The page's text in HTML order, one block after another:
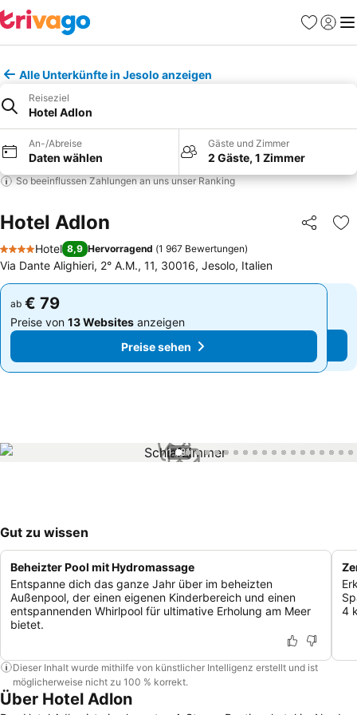
Favoriten
Alle Unterkünfte in Jesolo anzeigen
Reiseziel
Hotel Adlon
An-/Abreise
Daten wählen
Gäste und Zimmer
2 Gäste, 1 Zimmer
So beeinflussen Zahlungen an uns unser Ranking
Hotel Adlon Teilen
4 Sterne
Hotel 8,9 Hervorragend (1 967 Bewertungen)
Via Dante Alighieri, 2° A.M., 11, 30016, Jesolo, Italien
ab € 79
Preise von 13 Websitesanzeigen
Preise sehen
ab € 79
Preise von 13 Websites anzeigen
Preise sehen
1 / 81
Gut zu wissen
Beheizter Pool mit Hydromassage
Entspanne dich das ganze Jahr über im beheizten
Außenpool, der einen eigenen Kinderbereich und einen
entspannenden Whirlpool für ultimative Erholung am Meer
bietet.
4
Dieser Inhalt wurde mithilfe von künstlicher Intelligenz erstellt und ist
möglicherweise nicht zu 100 % korrekt.
Über Hotel Adlon